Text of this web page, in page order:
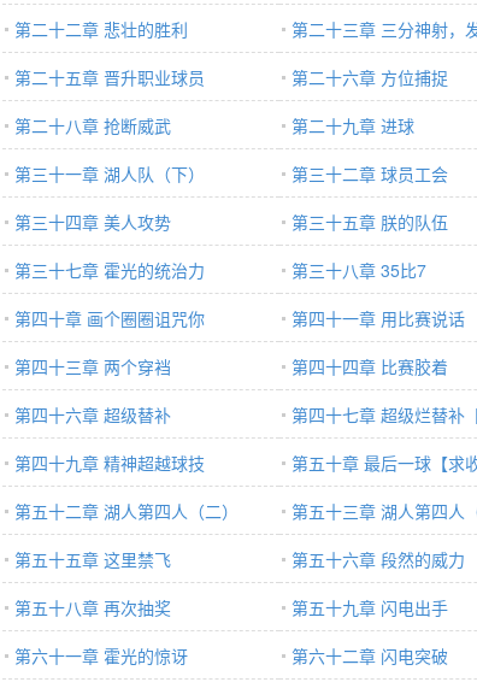
荐】
第二十二章 悲壮的胜利
第二十三章 三分神射，
第二十五章 晋升职业球员
第二十六章 方位捕捉
第二十八章 抢断威武
第二十九章 进球
第三十一章 湖人队（下）
第三十二章 球员工会
第三十四章 美人攻势 第三十五章 朕的队伍
第三十七章 霍光的统治力
第三十八章 35比7
第四十章 画个圈圈诅咒你
第四十一章 用比赛说话
第四十三章 两个穿裆
第四十四章 比赛胶着
第四十六章 超级替补
第四十七章 超级烂替补
荐】
第四十九章 精神超越球技
第五十章 最后一球【求
第五十二章 湖人第四人（二）
第五十三章 湖人第四人
第五十五章 这里禁飞
第五十六章 段然的威力
第五十八章 再次抽奖
第五十九章 闪电出手
第六十一章 霍光的惊讶
第六十二章 闪电突破